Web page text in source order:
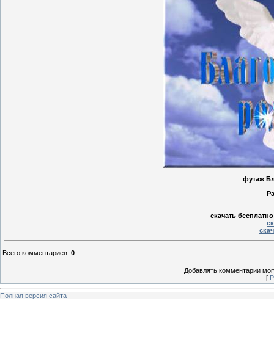
футаж
скачать
Всего комментариев: 0
Добавлять комментарии
[
Полная версия сайта